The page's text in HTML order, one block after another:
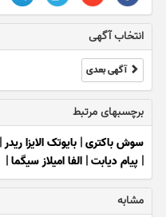
انتخاب آگهی
آگهی بعدی
برچسبهای مرتبط
سوش باکتری|بایوتک الایزا ریدر
|پیام دیابت|الفا امیلاز سیگما|
مشابه